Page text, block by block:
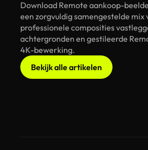
Download Remote aankoop-
een zorgvuldig samengestelde
professionele composities
achtergronden en gestileerde
4K-bewerking.
Bekijk alle artikelen